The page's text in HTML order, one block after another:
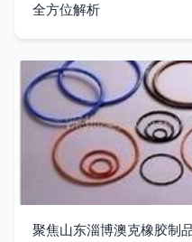
全方位解析
聚焦山东淄博澳克橡胶制